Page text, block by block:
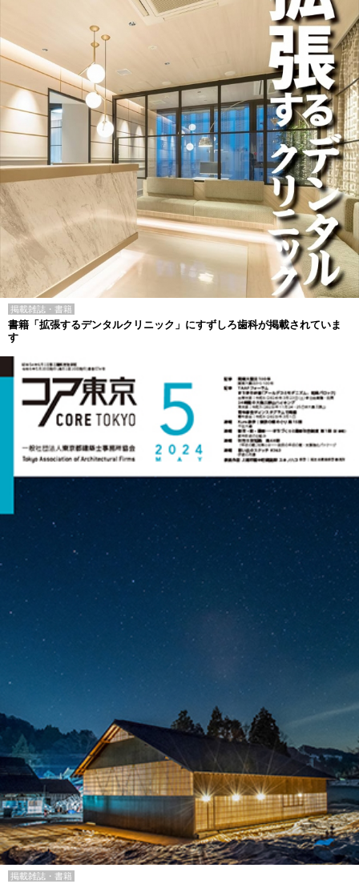
掲載雑誌・書籍
書籍「拡張するデンタルクリニック」にすずしろ歯科が掲載されていま
す
掲載雑誌・書籍